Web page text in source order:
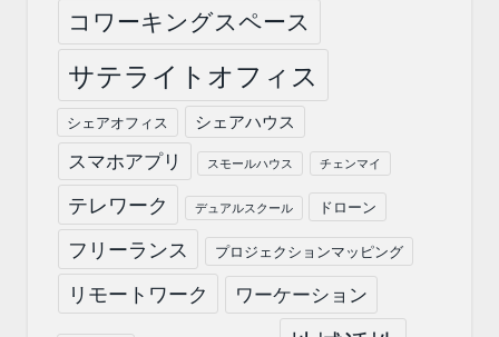
コワーキングスペース
サテライトオフィス
シェアオフィス シェアハウス
スマホアプリ スモールハウス チェンマイ
テレワーク デュアルスクール ドローン
フリーランス プロジェクションマッピング
リモートワーク ワーケーション